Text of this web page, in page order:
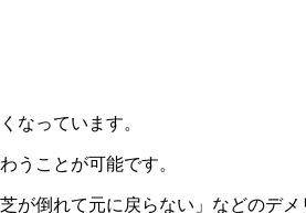
なっています。
うことが可能です。
倒れて元に戻らない」などのデ